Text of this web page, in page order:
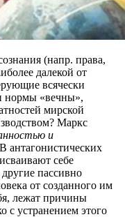
(напр. права,
далекой от
всячески
нормы «вечны»,
мирской
Маркс
и
антагонистических
себе
пассивно
от созданного им
лежат причины
с устранением этого